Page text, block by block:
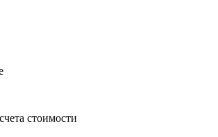
стоимости